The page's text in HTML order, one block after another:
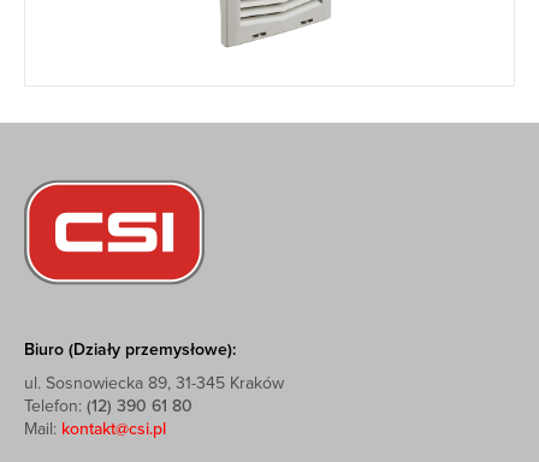
Biuro (Działy przemysłowe):
ul. Sosnowiecka 89, 31-345 Kraków
Telefon: (12) 390 61 80
Mail: kontakt@csi.pl